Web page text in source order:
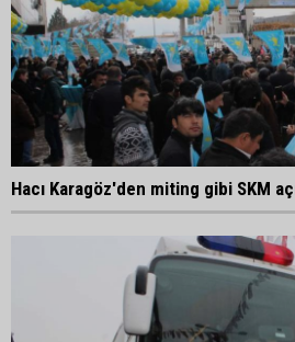
Hacı Karagöz'den miting gibi SKM